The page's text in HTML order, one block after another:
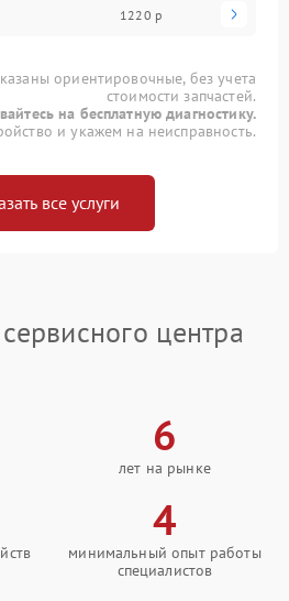
1220 р
ориентировочные, без учета
стоимости запчастей.
на бесплатную диагностику.
и укажем на неисправность.
все услуги
центра
6
лет на рынке
4
минимальный опыт работы
специалистов